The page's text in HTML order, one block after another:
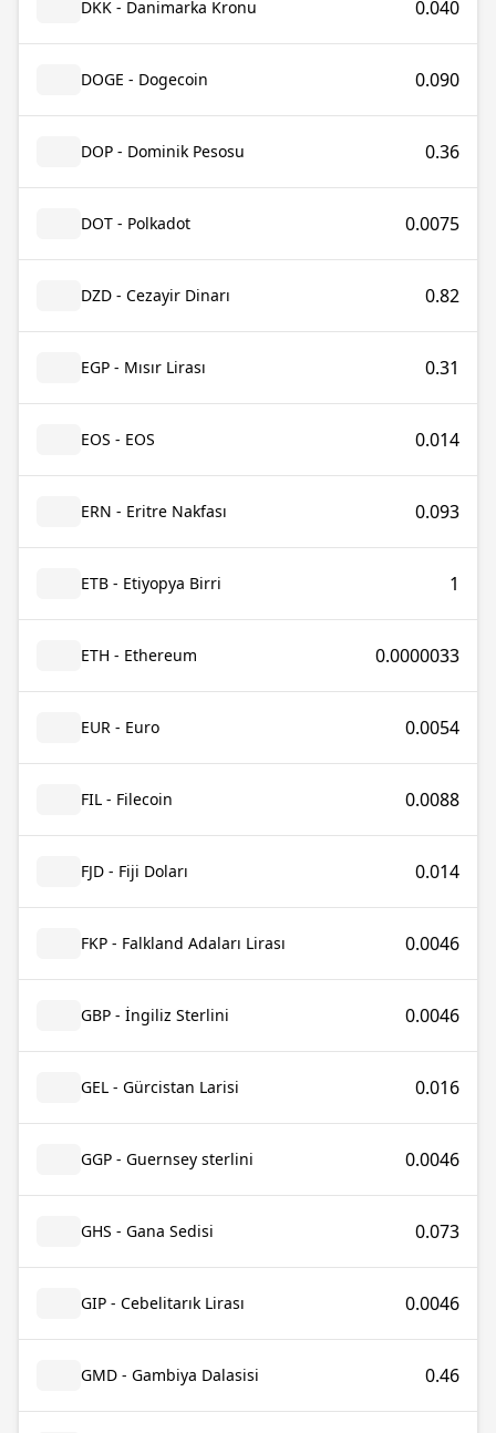
DKK - Danimarka Kronu 0.040
DOGE - Dogecoin 0.090
DOP - Dominik Pesosu 0.36
DOT - Polkadot 0.0075
DZD - Cezayir Dinarı 0.82
EGP - Mısır Lirası 0.31
EOS - EOS 0.014
ERN - Eritre Nakfası 0.093
ETB - Etiyopya Birri 1
ETH - Ethereum 0.0000033
EUR - Euro 0.0054
FIL - Filecoin 0.0088
FJD - Fiji Doları 0.014
FKP - Falkland Adaları Lirası 0.0046
GBP - İngiliz Sterlini 0.0046
GEL - Gürcistan Larisi 0.016
GGP - Guernsey sterlini 0.0046
GHS - Gana Sedisi 0.073
GIP - Cebelitarık Lirası 0.0046
GMD - Gambiya Dalasisi 0.46